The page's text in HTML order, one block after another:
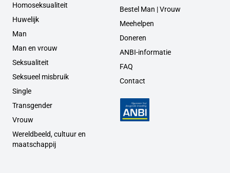
Homoseksualiteit
Huwelijk
Man
Man en vrouw
Seksualiteit
Seksueel misbruik
Single
Transgender
Vrouw
Wereldbeeld, cultuur en
maatschappij
Bestel Man | Vrouw
Meehelpen
Doneren
ANBI-informatie
FAQ
Contact